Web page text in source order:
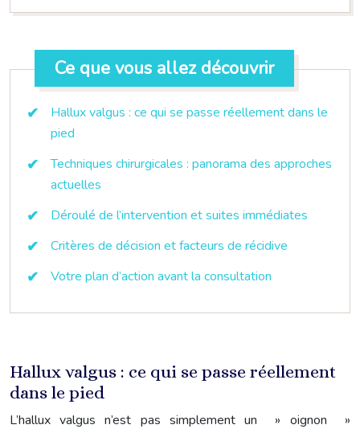
Ce que vous allez découvrir
Hallux valgus : ce qui se passe réellement dans le
pied
Techniques chirurgicales : panorama des approches
actuelles
Déroulé de l’intervention et suites immédiates
Critères de décision et facteurs de récidive
Votre plan d’action avant la consultation
Hallux valgus : ce qui se passe réellement
dans le pied
L’hallux valgus n’est pas simplement un » oignon »